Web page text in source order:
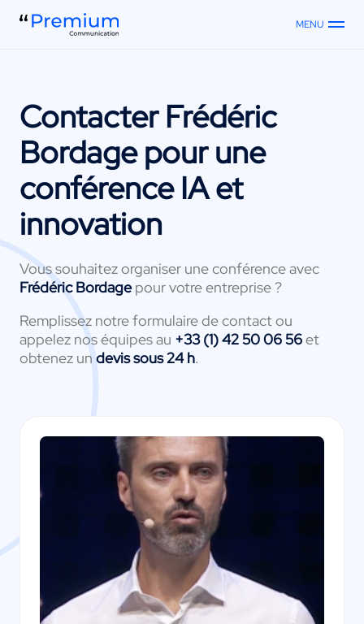
MENU
ContacterFrédéric
Bordagepour une
conférence IA et
innovation
Vous souhaitez organiser une conférence avec
Frédéric Bordagepour votre entreprise ?
Remplissez notre formulaire de contact ou
appelez nos équipes au +33 (1) 42 50 06 56et
obtenez un devis sous 24 h.